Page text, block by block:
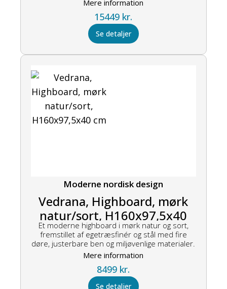
15449 kr.
Se detaljer
Mere information
Moderne nordisk design
Vedrana, Highboard, mørk
natur/sort, H160x97,5x40
cm
Et moderne highboard i mørk natur og sort,
fremstillet af egetræsfinér og stål med fire
døre, justerbare ben og miljøvenlige materialer.
8499 kr.
Se detaljer
Mere information